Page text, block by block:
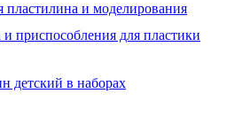
пластилина и моделирования
и приспособления для пластики
детский в наборах